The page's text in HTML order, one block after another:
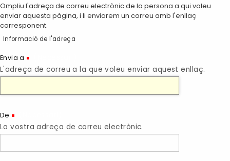
Ompliu l'adreça de correu electrònic de la persona a qui voleu
enviar aquesta pàgina, i li enviarem un correu amb l'enllaç
corresponent.
Informació de l'adreça
Envia a
L'adreça de correu a la que voleu enviar aquest enllaç.
De
La vostra adreça de correu electrònic.